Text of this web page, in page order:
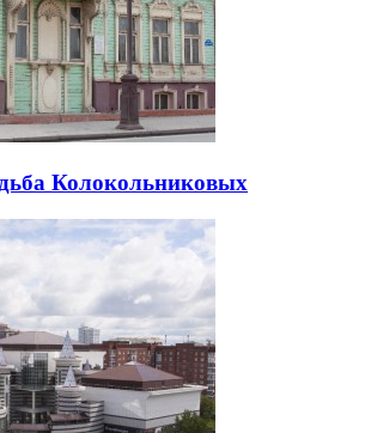
Колокольниковых